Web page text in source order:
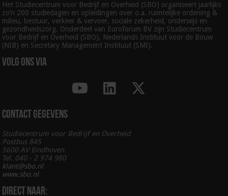
Het Studiecentrum voor Bedrijf en Overheid (SBO) organiseert jaarlijks
zo’n 200 studiedagen en opleidingen over o.a. ruimtelijke ordening &
milieu, bestuur, verkeer & vervoer, sociale zekerheid, onderwijs en
gezondheidszorg. Onderdeel van Euroforum BV zijn Studiecentrum
voor Bedrijf en Overheid (SBO), Nederlands Instituut voor de Bouw
(NIB) en Secretary Management Instituut (SMI).
Volg ons via
Contact gegevens
Studiecentrum voor Bedrijf en Overheid
Postbus 845
5600 AV Eindhoven
Tel. 040 - 2 974 980
klant@sbo.nl
www.sbo.nl
Direct naar: